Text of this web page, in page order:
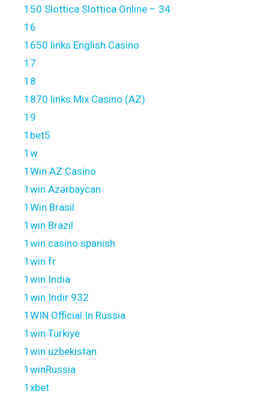
150 Slottica Slottica Online – 34
16
1650 links English Casino
17
18
1870 links Mix Casino (AZ)
19
1bet5
1w
1Win AZ Casino
1win Azərbaycan
1Win Brasil
1win Brazil
1win casino spanish
1win fr
1win India
1win Indir 932
1WIN Official In Russia
1win Turkiye
1win uzbekistan
1winRussia
1xbet